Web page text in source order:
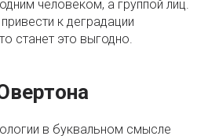
человеком, а группой лиц.
к деградации
станет это выгодно.
в буквальном смысле